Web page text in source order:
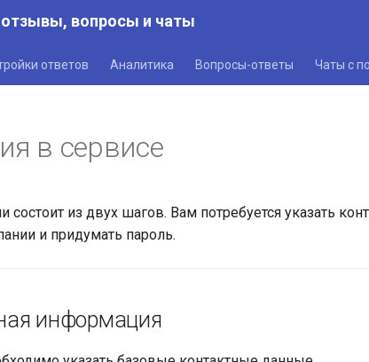
отзывы, вопросы и чаты
ответов Аналитика Вопросы-ответы Чаты с
в сервисе
состоит из двух шагов. Вам потребуется указать
и придумать пароль.
информация